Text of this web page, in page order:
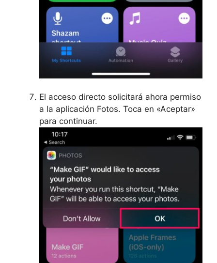
El acceso directo solicitará ahora permiso
a la aplicación Fotos. Toca en «Aceptar»
para continuar.